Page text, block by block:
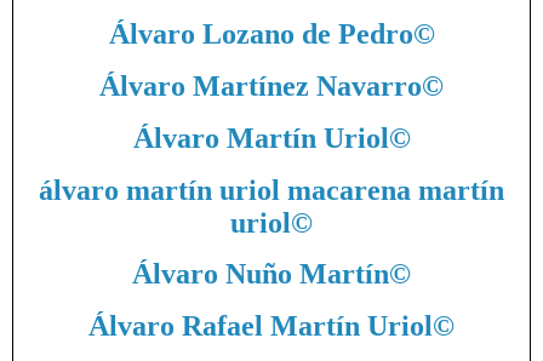
Álvaro Lozano de Pedro©
Álvaro Martínez Navarro©
Álvaro Martín Uriol©
álvaro martín uriol macarena martín
uriol©
Álvaro Nuño Martín©
Álvaro Rafael Martín Uriol©